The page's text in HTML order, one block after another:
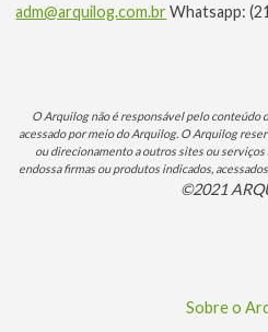
adm@arquilog.com.brWhatsapp:
O Arquilog não é responsável pelo conteúdo
acessado por meio do Arquilog. O Arquilog
ou direcionamento a outros sites ou
endossa firmas ou produtos indicados,
©2021
Sobre o